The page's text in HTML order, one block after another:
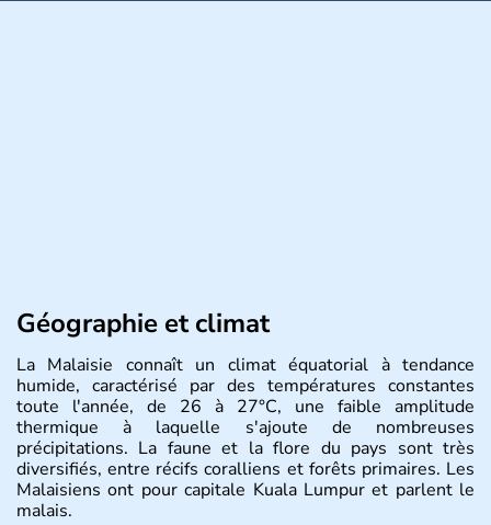
Géographie et climat
La Malaisie connaît un climat équatorial à tendance
humide, caractérisé par des températures constantes
toute l'année, de 26 à 27°C, une faible amplitude
thermique à laquelle s'ajoute de nombreuses
précipitations. La faune et la flore du pays sont très
diversifiés, entre récifs coralliens et forêts primaires. Les
Malaisiens ont pour capitale Kuala Lumpur et parlent le
malais.